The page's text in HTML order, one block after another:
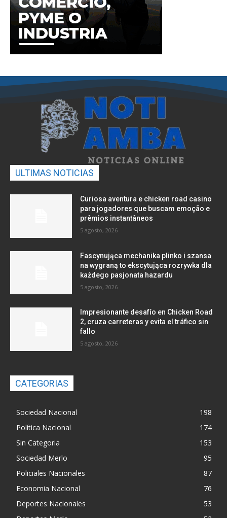
ULTIMAS NOTICIAS
Curiosa aventura e chicken road casino
para jogadores que buscam emoção e
prêmios instantâneos
5 agosto, 2026
Fascynująca mechanika plinko i szansa
na wygraną to ekscytująca rozrywka dla
każdego pasjonata hazardu
5 agosto, 2026
Impresionante desafío en Chicken Road
2, cruza carreteras y evita el tráfico sin
fallo
5 agosto, 2026
CATEGORIAS
Sociedad Nacional
198
Política Nacional
174
Sin Categoria
153
Sociedad Merlo
95
Policiales Nacionales
87
Economia Nacional
76
Deportes Nacionales
53